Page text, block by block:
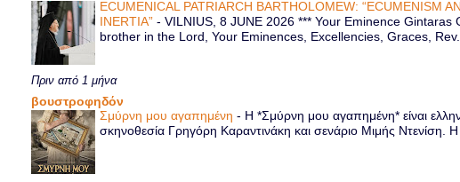
ECUMENICAL PATRIARCH BARTHOLOMEW: “ECUMENISM
INERTIA”-VILNIUS, 8 JUNE 2026 *** Your Eminence Gintaras
brother in the Lord, Your Eminences, Excellencies, Graces,
Πριν από 1 μήνα
βουστροφηδόν
Σμύρνη μου αγαπημένη- Η *Σμύρνη μου αγαπημένη* είναι
σκηνοθεσία Γρηγόρη Καραντινάκη και σενάριο Μιμής Ντενίση. Η